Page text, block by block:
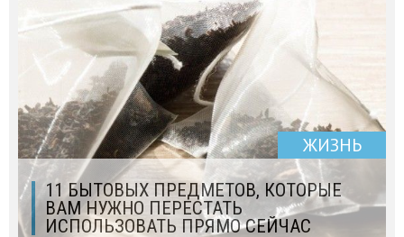
ЖИЗНЬ
11 БЫТОВЫХ ПРЕДМЕТОВ, КОТОРЫЕ
ВАМ НУЖНО ПЕРЕСТАТЬ
ИСПОЛЬЗОВАТЬ ПРЯМО СЕЙЧАС